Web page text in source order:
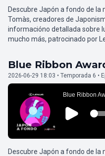
Descubre Japón a fondo de la
Tomàs, creadores de
informacióno detallada sobre
mucho más, patrocinado por
Blue Ribbon
2026-06-29 18:03 • Temporada 6 •
Descubre Japón a fondo de la